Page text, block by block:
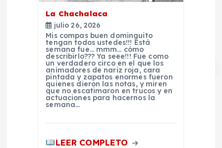
La Chachalaca
julio 26, 2026
Mis compas buen dominguito
tengan todos ustedes!!! Está
semana fue… mmm… cómo
describirlo??? Ya seee!!! Fue como
un verdadero circo en el que los
animadores de nariz roja, cara
pintada y zapatos enormes fueron
quienes dieron las notas, y miren
que no escatimaron en trucos y en
actuaciones para hacernos la
semana…
LEER COMPLETO